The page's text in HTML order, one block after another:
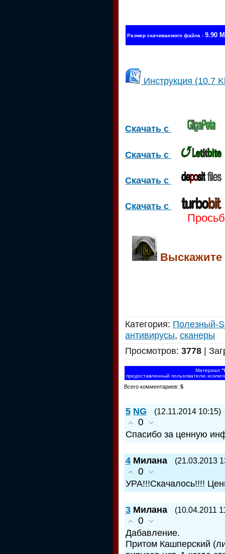
Размер скачиваемого файла - 9.90
Инструкция (10.7
Скачать с
Скачать с
Скачать с
Скачать с
Выскажите
Категория: Полезный-
антивирусы, сканеры
Просмотров: 3778 |
Материал
предоставленный пользователю
Всего комментариев: 5
5 NG (12.11.2014 10:15)
0
Спасибо за ценную
4 Милана (21.03.2013
0
УРА!!!Скачалось!!!!
3 Милана (10.04.2011
0
Дабавление.
Притом Кашперский